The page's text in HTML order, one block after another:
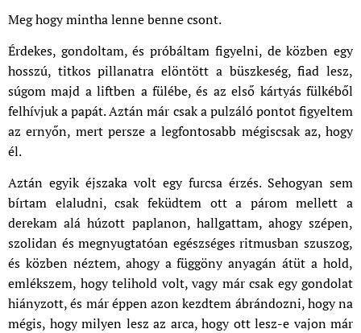
Meg hogy mintha lenne benne csont.
Érdekes, gondoltam, és próbáltam figyelni, de közben egy
hosszú, titkos pillanatra elöntött a büszkeség, fiad lesz,
súgom majd a liftben a fülébe, és az első kártyás fülkéből
felhívjuk a papát. Aztán már csak a pulzáló pontot figyeltem
az ernyőn, mert persze a legfontosabb mégiscsak az, hogy
él.
Aztán egyik éjszaka volt egy furcsa érzés. Sehogyan sem
bírtam elaludni, csak feküdtem ott a párom mellett a
derekam alá húzott paplanon, hallgattam, ahogy szépen,
szolidan és megnyugtatóan egészséges ritmusban szuszog,
és közben néztem, ahogy a függöny anyagán átüt a hold,
emlékszem, hogy telihold volt, vagy már csak egy gondolat
hiányzott, és már éppen azon kezdtem ábrándozni, hogy na
mégis, hogy milyen lesz az arca, hogy ott lesz-e vajon már